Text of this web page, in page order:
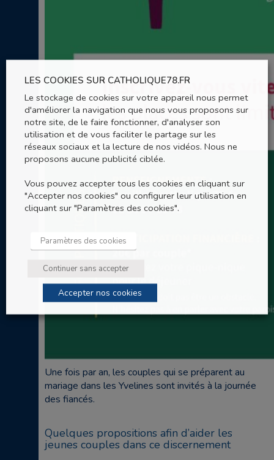
Une fois par an, les couples qui se préparent au
mariage dans les Yvelines sont invités à la journée
des fiancés.
Quelques propositions afin d’aider les
jeunes couples dans ce discernement
LES COOKIES SUR CATHOLIQUE78.FR
Le stockage de cookies sur votre appareil nous permet
d'améliorer la navigation que nous vous proposons sur
notre site, de le faire fonctionner, d'analyser son
utilisation et de vous faciliter le partage sur les
réseaux sociaux et la lecture de nos vidéos. Nous ne
proposons aucune publicité ciblée.
Vous pouvez accepter tous les cookies en cliquant sur
"Accepter nos cookies" ou configurer leur utilisation en
cliquant sur "Paramètres des cookies".
Paramètres des cookies
Continuer sans accepter
Accepter nos cookies